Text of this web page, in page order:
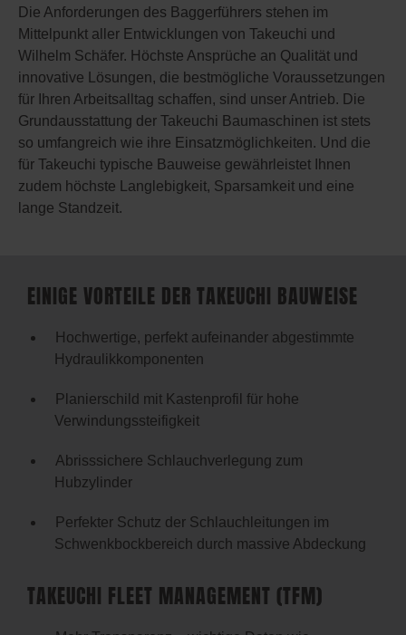
Die Anforderungen des Baggerführers stehen im
Mittelpunkt aller Entwicklungen von Takeuchi und
Wilhelm Schäfer. Höchste Ansprüche an Qualität und
innovative Lösungen, die bestmögliche Voraussetzungen
für Ihren Arbeitsalltag schaffen, sind unser Antrieb. Die
Grundausstattung der Takeuchi Baumaschinen ist stets
so umfangreich wie ihre Einsatzmöglichkeiten. Und die
für Takeuchi typische Bauweise gewährleistet Ihnen
zudem höchste Langlebigkeit, Sparsamkeit und eine
lange Standzeit.
EINIGE VORTEILE DER TAKEUCHI BAUWEISE
Hochwertige, perfekt aufeinander abgestimmte
Hydraulikkomponenten
Planierschild mit Kastenprofil für hohe
Verwindungssteifigkeit
Abrisssichere Schlauchverlegung zum
Hubzylinder
Perfekter Schutz der Schlauchleitungen im
Schwenkbockbereich durch massive Abdeckung
TAKEUCHI FLEET MANAGEMENT (TFM)